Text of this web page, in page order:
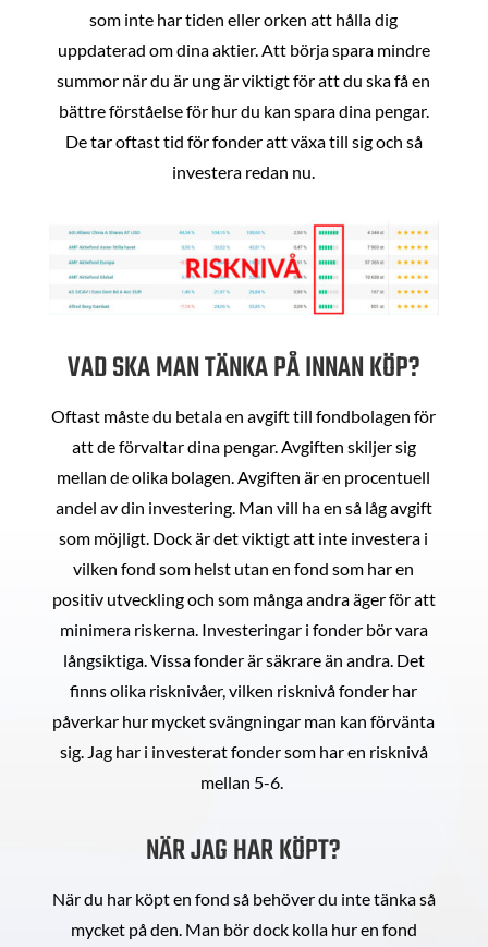
som inte har tiden eller orken att hålla dig
uppdaterad om dina aktier. Att börja spara mindre
summor när du är ung är viktigt för att du ska få en
bättre förståelse för hur du kan spara dina pengar.
De tar oftast tid för fonder att växa till sig och så
investera redan nu.
VAD SKA MAN TÄNKA PÅ INNAN KÖP?
Oftast måste du betala en avgift till fondbolagen för
att de förvaltar dina pengar. Avgiften skiljer sig
mellan de olika bolagen. Avgiften är en procentuell
andel av din investering. Man vill ha en så låg avgift
som möjligt. Dock är det viktigt att inte investera i
vilken fond som helst utan en fond som har en
positiv utveckling och som många andra äger för att
minimera riskerna. Investeringar i fonder bör vara
långsiktiga. Vissa fonder är säkrare än andra. Det
finns olika risknivåer, vilken risknivå fonder har
påverkar hur mycket svängningar man kan förvänta
sig. Jag har i investerat fonder som har en risknivå
mellan 5-6.
NÄR JAG HAR KÖPT?
När du har köpt en fond så behöver du inte tänka så
mycket på den. Man bör dock kolla hur en fond